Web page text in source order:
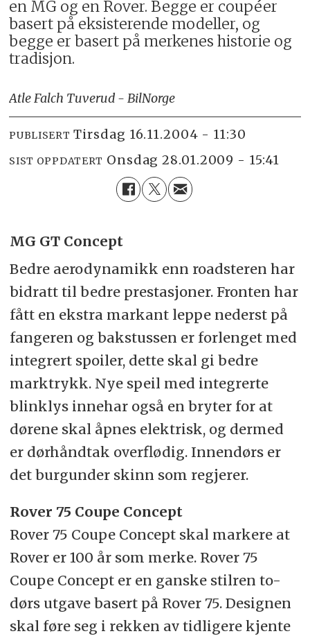
en MG og en Rover. Begge er coupéer
basert på eksisterende modeller, og
begge er basert på merkenes historie og
tradisjon.
Atle Falch Tuverud - BilNorge
PUBLISERT tirsdag 16.11.2004 - 11:30
SIST OPPDATERT onsdag 28.01.2009 - 15:41
MG GT Concept
Bedre aerodynamikk enn roadsteren har
bidratt til bedre prestasjoner. Fronten har
fått en ekstra markant leppe nederst på
fangeren og bakstussen er forlenget med
integrert spoiler, dette skal gi bedre
marktrykk. Nye speil med integrerte
blinklys innehar også en bryter for at
dørene skal åpnes elektrisk, og dermed
er dørhåndtak overflødig. Innendørs er
det burgunder skinn som regjerer.
Rover 75 Coupe Concept
Rover 75 Coupe Concept skal markere at
Rover er 100 år som merke. Rover 75
Coupe Concept er en ganske stilren to-
dørs utgave basert på Rover 75. Designen
skal føre seg i rekken av tidligere kjente